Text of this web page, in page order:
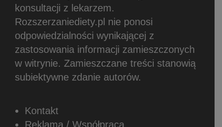
konsultacji z lekarzem.
Rozszerzaniediety.pl nie ponosi
odpowiedzialności wynikającej z
zastosowania informacji zamieszczonych
w witrynie. Zamieszczane treści stanowią
subiektywne zdanie autorów.
Kontakt
Reklama / Współpraca